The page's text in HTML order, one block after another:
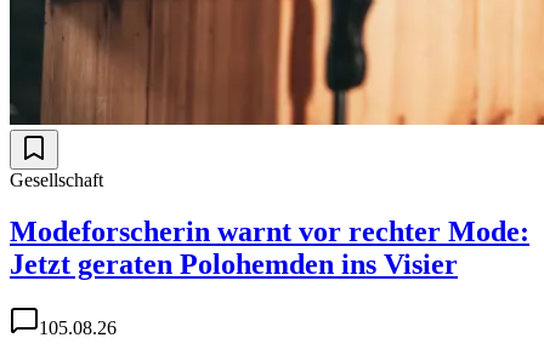
Gesellschaft
Modeforscherin warnt vor rechter Mode:
Jetzt geraten Polohemden ins Visier
105.08.26